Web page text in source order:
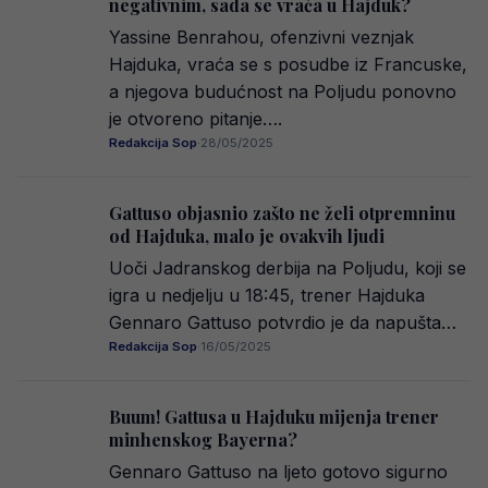
negativnim, sada se vraća u Hajduk?
Yassine Benrahou, ofenzivni veznjak
Hajduka, vraća se s posudbe iz Francuske,
a njegova budućnost na Poljudu ponovno
je otvoreno pitanje….
Redakcija Sop·28/05/2025
Gattuso objasnio zašto ne želi otpremninu
od Hajduka, malo je ovakvih ljudi
Uoči Jadranskog derbija na Poljudu, koji se
igra u nedjelju u 18:45, trener Hajduka
Gennaro Gattuso potvrdio je da napušta…
Redakcija Sop·16/05/2025
Buum! Gattusa u Hajduku mijenja trener
minhenskog Bayerna?
Gennaro Gattuso na ljeto gotovo sigurno